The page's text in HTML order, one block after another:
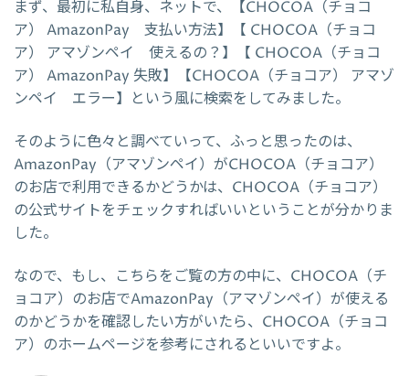
まず、最初に私自身、ネットで、【CHOCOA（チョコ
ア） AmazonPay 支払い方法】【 CHOCOA（チョコ
ア） アマゾンペイ 使えるの？】【 CHOCOA（チョコ
ア） AmazonPay 失敗】【CHOCOA（チョコア） アマゾ
ンペイ エラー】という風に検索をしてみました。
そのように色々と調べていって、ふっと思ったのは、
AmazonPay（アマゾンペイ）がCHOCOA（チョコア）
のお店で利用できるかどうかは、CHOCOA（チョコア）
の公式サイトをチェックすればいいということが分かりま
した。
なので、もし、こちらをご覧の方の中に、CHOCOA（チ
ョコア）のお店でAmazonPay（アマゾンペイ）が使える
のかどうかを確認したい方がいたら、CHOCOA（チョコ
ア）のホームページを参考にされるといいですよ。